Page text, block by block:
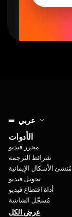
عربي
الأدوات
محرر فيديو
شرائط الترجمة
مُنشئ الأشكال الإيمائية
تحويل فيديو
أداة اقتطاع فيديو
مُسجّل الشاشة
عرض الكل